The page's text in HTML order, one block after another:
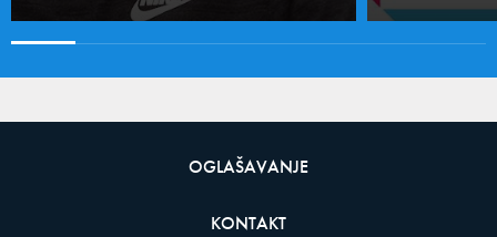
OGLAŠAVANJE
KONTAKT